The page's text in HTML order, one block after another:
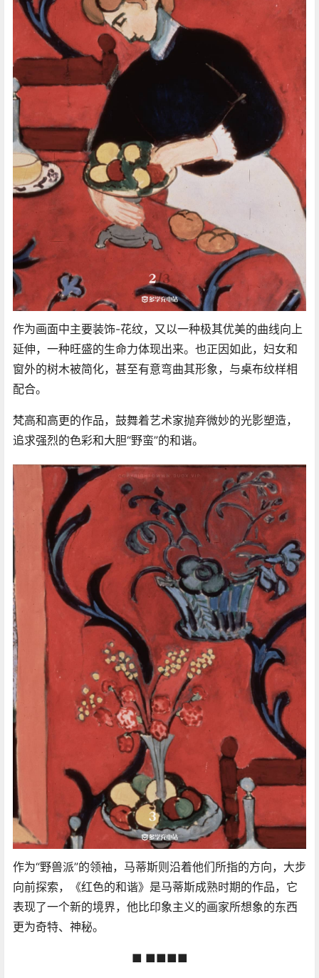
作为画面中主要装饰-花纹，又以一种极其优美的曲线向上
延伸，一种旺盛的生命力体现出来。也正因如此，妇女和
窗外的树木被简化，甚至有意弯曲其形象，与桌布纹样相
配合。
梵高和高更的作品，鼓舞着艺术家抛弃微妙的光影塑造，
追求强烈的色彩和大胆“野蛮”的和谐。
作为“野兽派”的领袖，马蒂斯则沿着他们所指的方向，大步
向前探索，《红色的和谐》是马蒂斯成熟时期的作品，它
表现了一个新的境界，他比印象主义的画家所想象的东西
更为奇特、神秘。
■ ■■■■